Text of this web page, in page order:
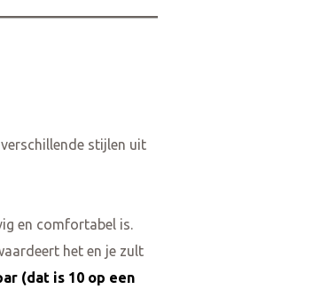
stijlen uit
en comfortabel is.
het en je zult
(dat is 10 op een